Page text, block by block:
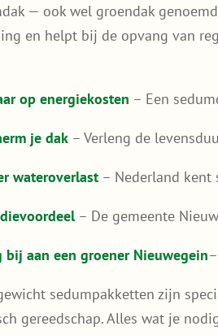
— ook wel groendak
en helpt bij de opvang van
op energiekosten – Een
je dak – Verleng de
wateroverlast – Nederland kent
– De gemeente
bij aan een groener Nieuwegein
sedumpakketten zijn
gereedschap. Alles wat je